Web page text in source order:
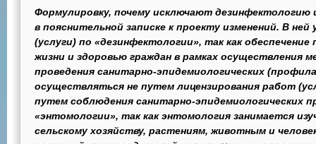
Формулировку, почему исключают
в пояснительной записке к проекту изменений. В
(услуги) по «дезинфектологии», так как
жизни и здоровью граждан в рамках осуществления
проведения санитарно-эпидемиологических
осуществляться не путем лицензирования работ
путем соблюдения санитарно-эпидемиологических
«энтомологии», так как энтомология занимается
сельскому хозяйству, растениям, животным и